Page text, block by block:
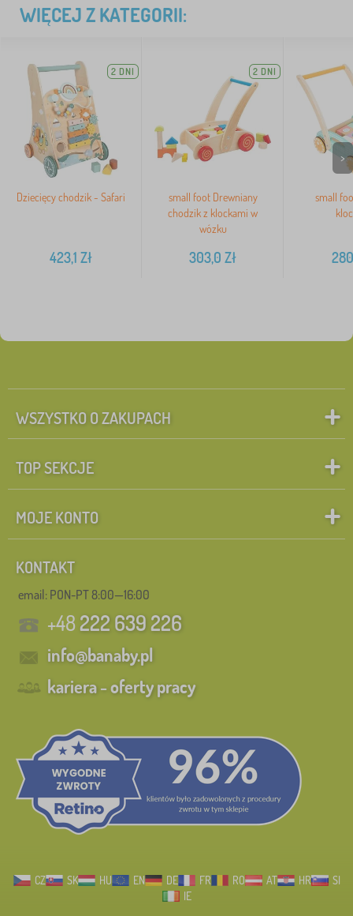
WIĘCEJ Z KATEGORII:
2 DNI
Dziecięcy chodzik - Safari
423,1 Zł
2 DNI
small foot Drewniany
chodzik z klockami w
wózku
303,0 Zł
small
>
WSZYSTKO O ZAKUPACH
TOP SEKCJE
MOJE KONTO
KONTAKT
email: PON-PT 8:00—16:00
+48222 639 226
info@banaby.pl
kariera - oferty pracy
CZ SK HU EN DE FR RO AT HR
SI
IE